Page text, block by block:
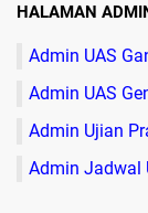
HALAMAN
Admin UAS
Admin UAS
Admin Ujian
Admin Jadwal